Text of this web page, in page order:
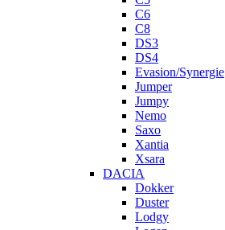
C6
C8
DS3
DS4
Evasion/Synergie
Jumper
Jumpy
Nemo
Saxo
Xantia
Xsara
DACIA
Dokker
Duster
Lodgy